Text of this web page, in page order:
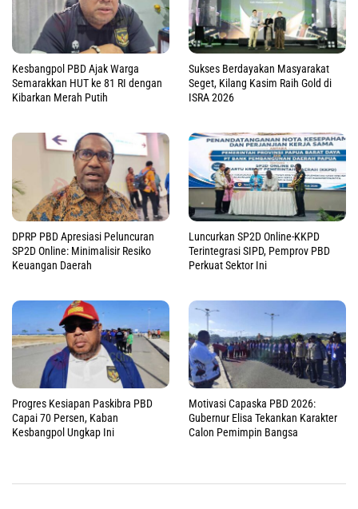
Kesbangpol PBD Ajak Warga
Semarakkan HUT ke 81 RI dengan
Kibarkan Merah Putih
Sukses Berdayakan Masyarakat
Seget, Kilang Kasim Raih Gold di
ISRA 2026
DPRP PBD Apresiasi Peluncuran
SP2D Online: Minimalisir Resiko
Keuangan Daerah
Luncurkan SP2D Online-KKPD
Terintegrasi SIPD, Pemprov PBD
Perkuat Sektor Ini
Progres Kesiapan Paskibra PBD
Capai 70 Persen, Kaban
Kesbangpol Ungkap Ini
Motivasi Capaska PBD 2026:
Gubernur Elisa Tekankan Karakter
Calon Pemimpin Bangsa